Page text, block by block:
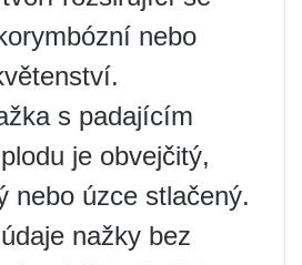
nebo
s padajícím
je obvejčitý,
nebo úzce stlačený.
nažky bez